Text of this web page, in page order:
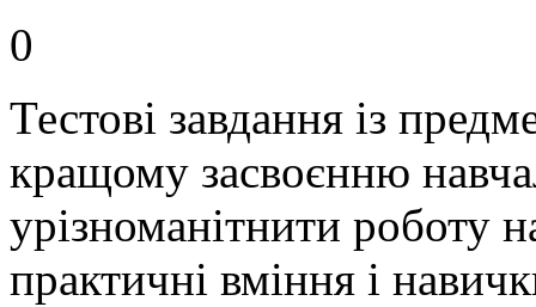
0
Тестові завдання із
кращому засвоєнню
урізноманітнити роботу
практичні вміння і